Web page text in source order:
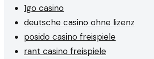
1go casino
deutsche casino ohne lizenz
posido casino freispiele
rant casino freispiele